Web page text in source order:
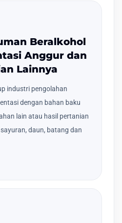
Beralkohol
Anggur dan
Lainnya
industri pengolahan
dengan bahan baku
lain atau hasil pertanian
daun, batang dan